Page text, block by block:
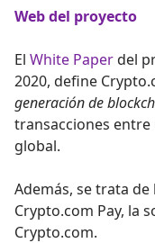
Web del proyecto
El White Paperdel
2020, define
generación de
transacciones entre
global.
Además, se trata
Crypto.com Pay, la
Crypto.com.